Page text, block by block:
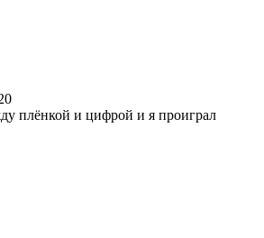
плёнкой и цифрой и я проиграл